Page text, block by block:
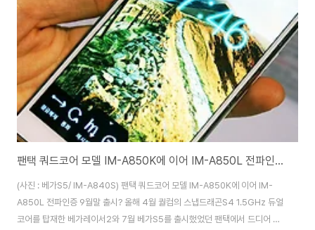
에 10월쯤 출시될 것으로 알려져 있는데요. 그에 맞춰 국내 제조사인 삼성전자
는 갤럭시노트2, LG전자는 옵티머스G와 옵티머스뷰2를 그리고 팬택은 베가
R3로 ..
팬택 쿼드코어 모델 IM-A850K에 이어 IM-A850L 전파인증 9월말 출시?
(사진 : 베가S5/ IM-A840S) 팬택 쿼드코어 모델 IM-A850K에 이어 IM-
A850L 전파인증 9월말 출시? 올해 4월 퀄컴의 스냅드래곤S4 1.5GHz 듀얼
코어를 탑재한 베가레이서2와 7월 베가S5를 출시했었던 팬택에서 드디어 쿼